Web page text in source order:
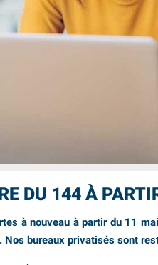
DU 144 À
à nouveau à partir du 11
bureaux privatisés sont